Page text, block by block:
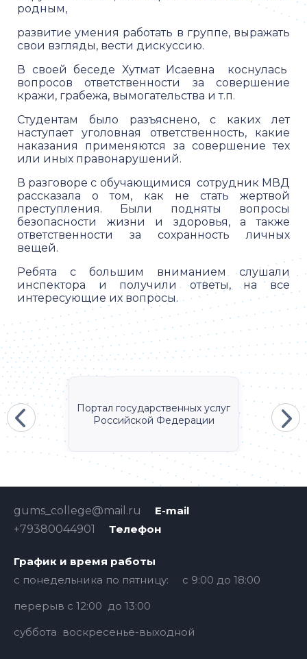
родным,
развитие умения работать в группе, выражать
свои взгляды, вести дискуссию.
В своей беседе Хутмат Исаевна коснулась
вопросов ответственности за совершение
кражи, грабежа, вымогательства и т.п.
Студентам было разъяснено, с каких лет
наступает уголовная ответственность, какие
наказания применяются за совершение тех
или иных правонарушений.
В разговоре с обучающимися сотрудник МВД
рассказала о том, как не стать жертвой
преступления. Были подняты вопросы
безопасности жизни и здоровья, а также
ответственности за сохранность личных
вещей.
Ребята с большим вниманием слушали
инспектора и получили ответы, на все
интересующие их вопросы.
Портал государственных услуг
Российской Федерации
E-mail
gums_college@mail.ru
Телефон
+79380044901
График и время работы
с понедельника по пятницу: с 9:00 до 18:00
перерыв с 12:00 до 13:00
суббота воскресенье-выходной